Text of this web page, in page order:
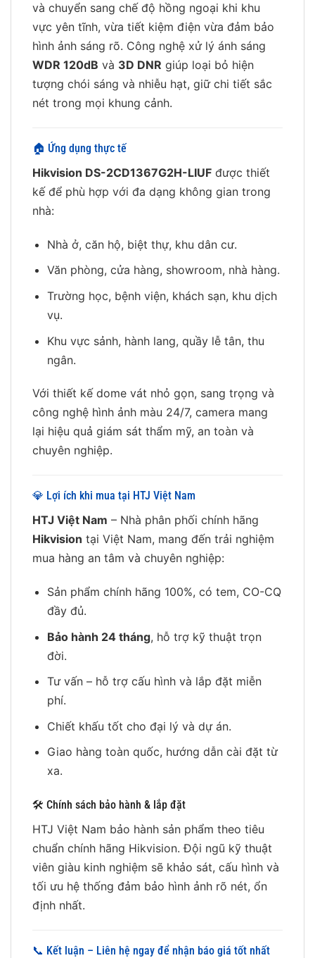
và chuyển sang chế độ hồng ngoại khi khu
vực yên tĩnh, vừa tiết kiệm điện vừa đảm bảo
hình ảnh sáng rõ. Công nghệ xử lý ánh sáng
WDR 120dB và 3D DNR giúp loại bỏ hiện
tượng chói sáng và nhiễu hạt, giữ chi tiết sắc
nét trong mọi khung cảnh.
🏠 Ứng dụng thực tế
Hikvision DS-2CD1367G2H-LIUF được thiết
kế để phù hợp với đa dạng không gian trong
nhà:
Nhà ở, căn hộ, biệt thự, khu dân cư.
Văn phòng, cửa hàng, showroom, nhà hàng.
Trường học, bệnh viện, khách sạn, khu dịch
vụ.
Khu vực sảnh, hành lang, quầy lễ tân, thu
ngân.
Với thiết kế dome vát nhỏ gọn, sang trọng và
công nghệ hình ảnh màu 24/7, camera mang
lại hiệu quả giám sát thẩm mỹ, an toàn và
chuyên nghiệp.
💎 Lợi ích khi mua tại HTJ Việt Nam
HTJ Việt Nam – Nhà phân phối chính hãng
Hikvision tại Việt Nam, mang đến trải nghiệm
mua hàng an tâm và chuyên nghiệp:
Sản phẩm chính hãng 100%, có tem, CO-CQ
đầy đủ.
Bảo hành 24 tháng, hỗ trợ kỹ thuật trọn
đời.
Tư vấn – hỗ trợ cấu hình và lắp đặt miễn
phí.
Chiết khấu tốt cho đại lý và dự án.
Giao hàng toàn quốc, hướng dẫn cài đặt từ
xa.
🛠 Chính sách bảo hành & lắp đặt
HTJ Việt Nam bảo hành sản phẩm theo tiêu
chuẩn chính hãng Hikvision. Đội ngũ kỹ thuật
viên giàu kinh nghiệm sẽ khảo sát, cấu hình và
tối ưu hệ thống đảm bảo hình ảnh rõ nét, ổn
định nhất.
📞 Kết luận – Liên hệ ngay để nhận báo giá tốt nhất